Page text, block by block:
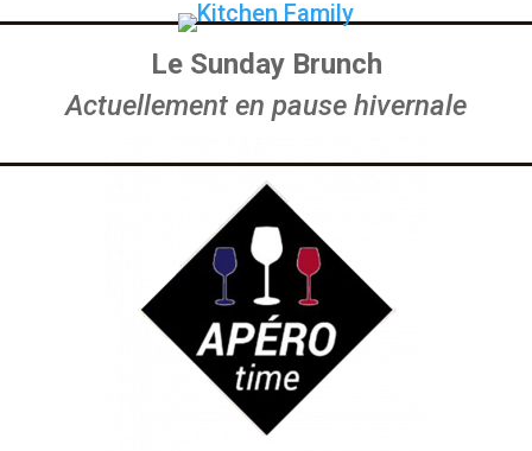
Le Sunday Brunch
Actuellement en pause hivernale